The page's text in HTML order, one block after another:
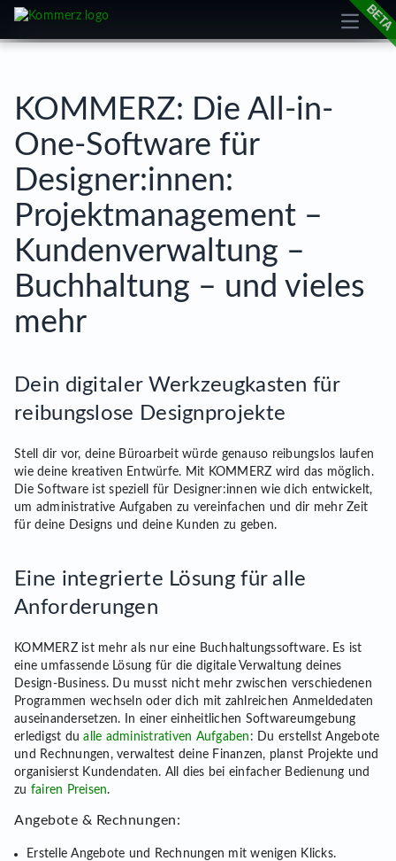
Open
KOMMERZ: Die All-in-
One-Software für
Designer:innen:
Projektmanagement –
Kundenverwaltung –
Buchhaltung – und vieles
mehr
Dein digitaler Werkzeugkasten für
reibungslose Designprojekte
Stell dir vor, deine Büroarbeit würde genauso reibungslos laufen
wie deine kreativen Entwürfe. Mit KOMMERZ wird das möglich.
Die Software ist speziell für Designer:innen wie dich entwickelt,
um administrative Aufgaben zu vereinfachen und dir mehr Zeit
für deine Designs und deine Kunden zu geben.
Eine integrierte Lösung für alle
Anforderungen
KOMMERZ ist mehr als nur eine Buchhaltungssoftware. Es ist
eine umfassende Lösung für die digitale Verwaltung deines
Design-Business. Du musst nicht mehr zwischen verschiedenen
Programmen wechseln oder dich mit zahlreichen Anmeldedaten
auseinandersetzen. In einer einheitlichen Softwareumgebung
erledigst dualle administrativen Aufgaben : Du erstellst Angebote
und Rechnungen, verwaltest deine Finanzen, planst Projekte und
organisierst Kundendaten. All dies bei einfacher Bedienung und
zu fairen Preisen.
Angebote & Rechnungen:
Erstelle Angebote und Rechnungen mit wenigen Klicks.
cookie